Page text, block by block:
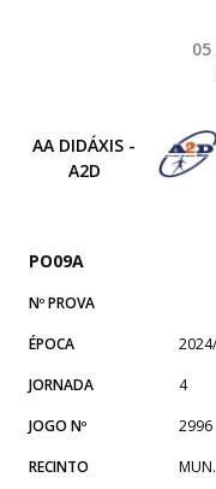
05
AA DIDÁXIS -
A2D
PO09A
Nº PROVA
ÉPOCA
JORNADA
4
JOGO Nº
2996
RECINTO